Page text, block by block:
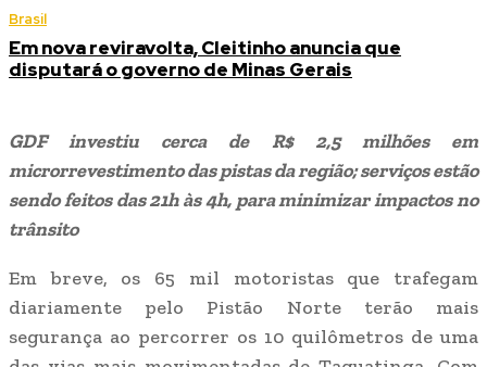
Brasil
Em nova reviravolta, Cleitinho anuncia que
disputará o governo de Minas Gerais
GDF investiu cerca de R$ 2,5 milhões em
microrrevestimento das pistas da região; serviços estão
sendo feitos das 21h às 4h, para minimizar impactos no
trânsito
Em breve, os 65 mil motoristas que trafegam
diariamente pelo Pistão Norte terão mais
segurança ao percorrer os 10 quilômetros de uma